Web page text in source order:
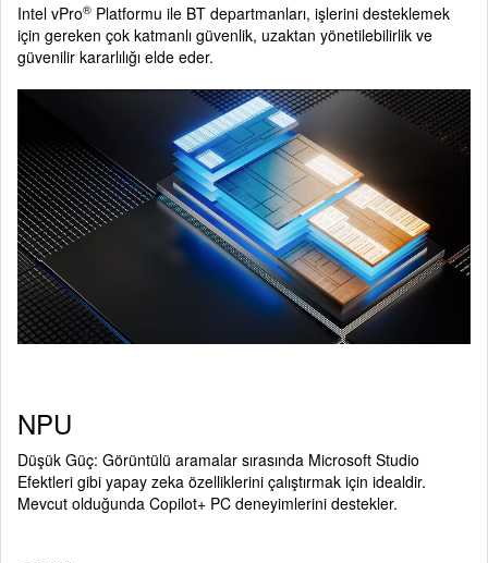
Intel vPro® Platformu ile BT departmanları, işlerini desteklemek
için gereken çok katmanlı güvenlik, uzaktan yönetilebilirlik ve
güvenilir kararlılığı elde eder.
NPU
Düşük Güç: Görüntülü aramalar sırasında Microsoft Studio
Efektleri gibi yapay zeka özelliklerini çalıştırmak için idealdir.
Mevcut olduğunda Copilot+ PC deneyimlerini destekler.